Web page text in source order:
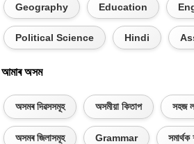
Geography Education
Political Science Hindi
আমাৰ অসম
অসমৰ দিৱসসমূহ অসমীয়া কিতাপ সহজ
অসমৰ জিলাসমূহ Grammar সমাৰ্থক